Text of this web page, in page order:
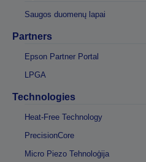
Saugos duomenų lapai
Partners
Epson Partner Portal
LPGA
Technologies
Heat-Free Technology
PrecisionCore
Micro Piezo Tehnoloģija